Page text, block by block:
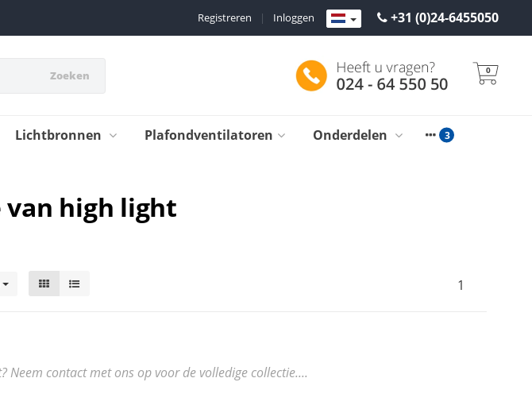
+31 (0)24-6455050
Inloggen
|
Registreren
Zoeken 0
Lichtbronnen Plafondventilatoren Onderdelen
van high light
1
Neem contact met ons op voor de volledige collectie....